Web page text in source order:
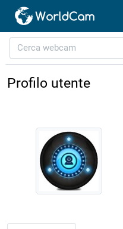
Profilo utente